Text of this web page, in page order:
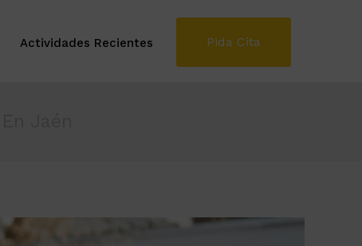
Pida Cita
Actividades Recientes